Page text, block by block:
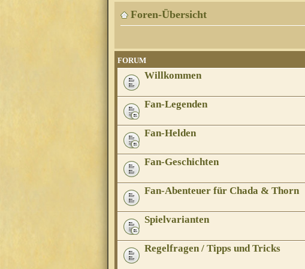
Foren-Übersicht
FORUM
Willkommen
Fan-Legenden
Fan-Helden
Fan-Geschichten
Fan-Abenteuer für Chada & Thorn
Spielvarianten
Regelfragen / Tipps und Tricks